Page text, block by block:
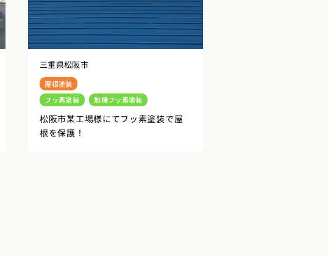
三重県松阪市
屋根塗装
フッ素塗装
無機フッ素塗装
松阪市某工場様にてフッ素塗装で屋
根を保護！